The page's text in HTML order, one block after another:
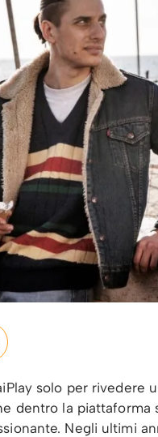
solo per rivedere
dentro la piattaforma
Negli ultimi